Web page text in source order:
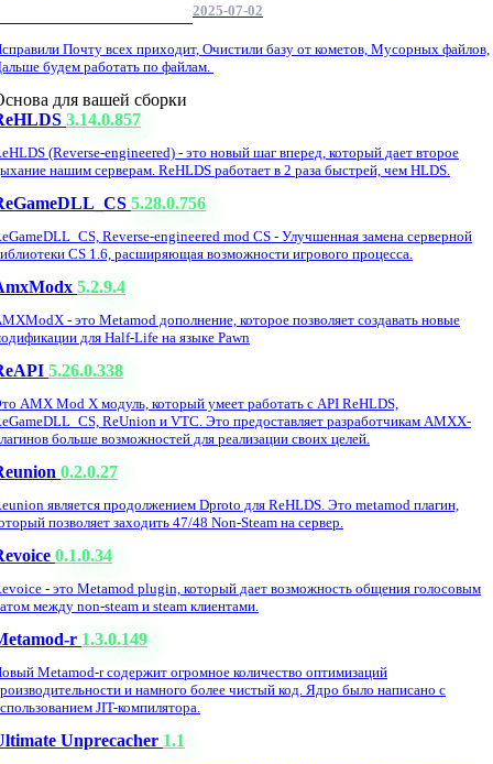
2025-07-02
Почту всех приходит, Очистили базу от кометов, Мусорных файлов,
будем работать по файлам.
для вашей сборки
3.14.0.857
(Reverse-engineered) - это новый шаг вперед, который дает второе
нашим серверам. ReHLDS работает в 2 раза быстрей, чем HLDS.
5.28.0.756
Reverse-engineered mod CS - Улучшенная замена серверной
CS 1.6, расширяющая возможности игрового процесса.
5.2.9.4
- это Metamod дополнение, которое позволяет создавать новые
для Half-Life на языке Pawn
5.26.0.338
AMX Mod X модуль, который умеет работать с API ReHLDS,
ReUnion и VTC. Это предоставляет разработчикам AMXX-
больше возможностей для реализации своих целей.
0.2.0.27
является продолжением Dproto для ReHLDS. Это metamod плагин,
позволяет заходить 47/48 Non-Steam на сервер.
0.1.0.34
- это Metamod plugin, который дает возможность общения голосовым
между non-steam и steam клиентами.
r 1.3.0.149
Metamod-r содержит огромное количество оптимизаций
и намного более чистый код. Ядро было написано с
JIT-компилятора.
Unprecacher 1.1